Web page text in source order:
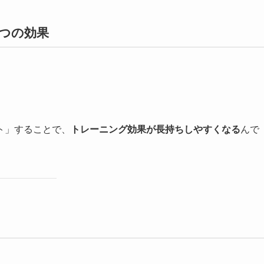
の効果
することで、 トレーニング効果が長持ちしやすくなるんで